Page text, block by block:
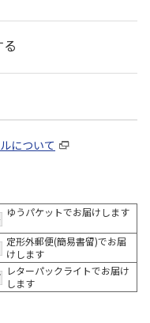
について
ゆうパケットでお届けします
定形外郵便(簡易書留)でお届
けします
レターパックライトでお届け
します